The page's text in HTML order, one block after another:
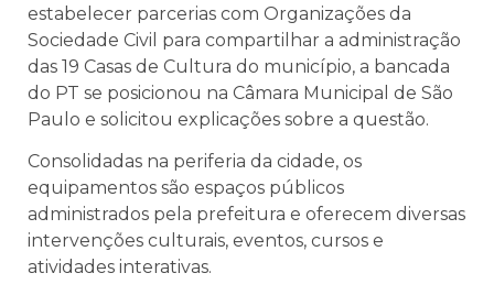
estabelecer parcerias com Organizações da
Sociedade Civil para compartilhar a administração
das 19 Casas de Cultura do município, a bancada
do PT se posicionou na Câmara Municipal de São
Paulo e solicitou explicações sobre a questão.
Consolidadas na periferia da cidade, os
equipamentos são espaços públicos
administrados pela prefeitura e oferecem diversas
intervenções culturais, eventos, cursos e
atividades interativas.